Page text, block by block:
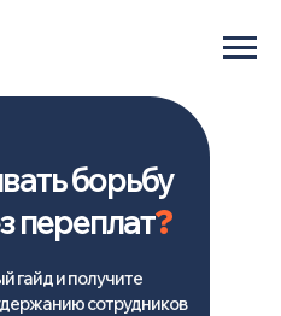
борьбу
переплат?
гайд и получите
сотрудников